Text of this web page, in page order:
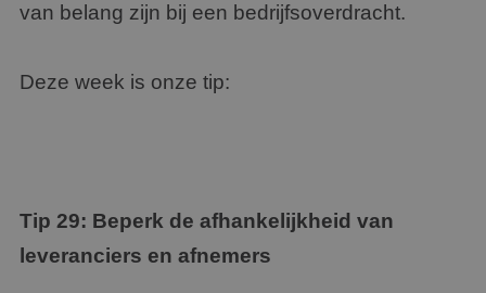
van belang zijn bij een bedrijfsoverdracht.
Deze week is onze tip:
Tip 29: Beperk de afhankelijkheid van
leveranciers en afnemers